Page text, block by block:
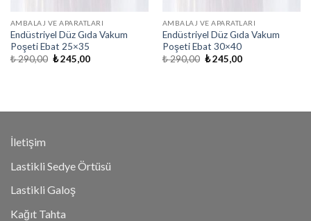
AMBALAJ VE APARATLARI
Endüstriyel Düz Gıda Vakum
Poşeti Ebat 25×35
₺290,00 Orijinal
₺245,00Şu
AMBALAJ VE APARATLARI
Endüstriyel Düz Gıda Vakum
Poşeti Ebat 30×40
₺290,00 Orijinal
₺245,00Şu
İletişim
Lastikli Sedye Örtüsü
Lastikli Galoş
Kağıt Tahta